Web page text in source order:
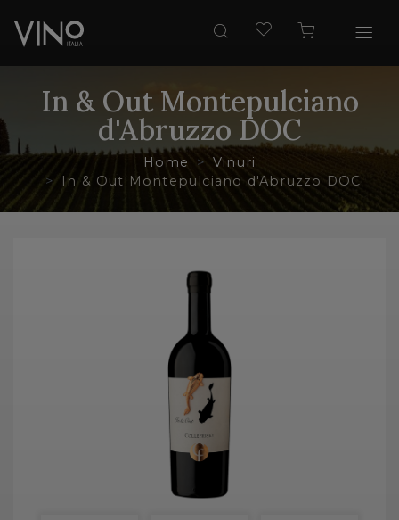
In & Out Montepulciano
d'Abruzzo DOC
Home
Vinuri
In & Out Montepulciano d'Abruzzo DOC